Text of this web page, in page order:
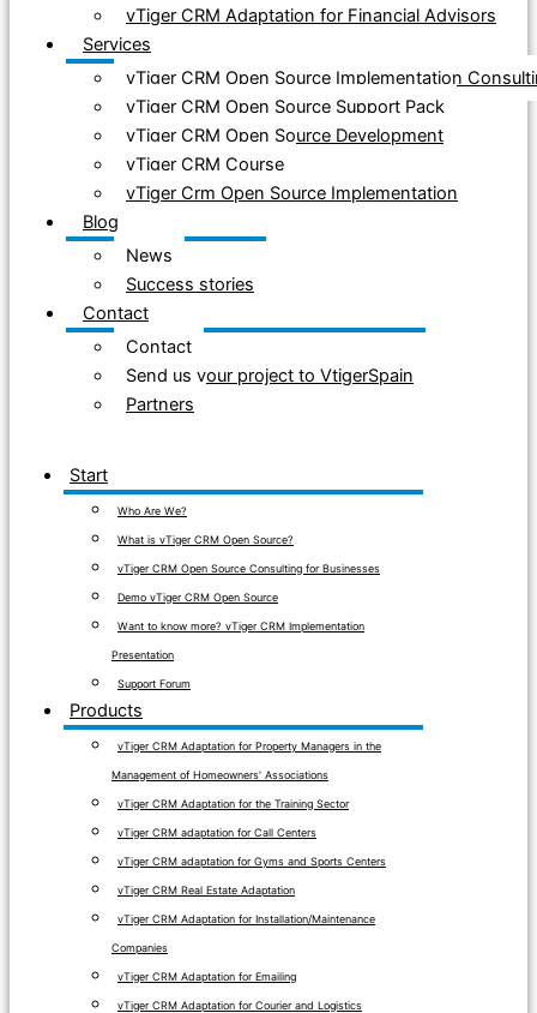
vTiger CRM Adaptation for Financial Advisors
Services
vTiger CRM Open Source Implementation
vTiger CRM Open Source Support Pack
vTiger CRM Open Source Development
vTiger CRM Course
vTiger Crm Open Source Implementation
Blog
News
Success stories
Contact
Contact
Send us your project to VtigerSpain
Partners
Start
Who Are We?
What is vTiger CRM Open Source?
vTiger CRM Open Source Consulting for Businesses
Demo vTiger CRM Open Source
Want to know more? vTiger CRM Implementation
Presentation
Support Forum
Products
vTiger CRM Adaptation for Property Managers in the
Management of Homeowners' Associations
vTiger CRM Adaptation for the Training Sector
vTiger CRM adaptation for Call Centers
vTiger CRM adaptation for Gyms and Sports Centers
vTiger CRM Real Estate Adaptation
vTiger CRM Adaptation for Installation/Maintenance
Companies
vTiger CRM Adaptation for Emailing
vTiger CRM Adaptation for Courier and Logistics